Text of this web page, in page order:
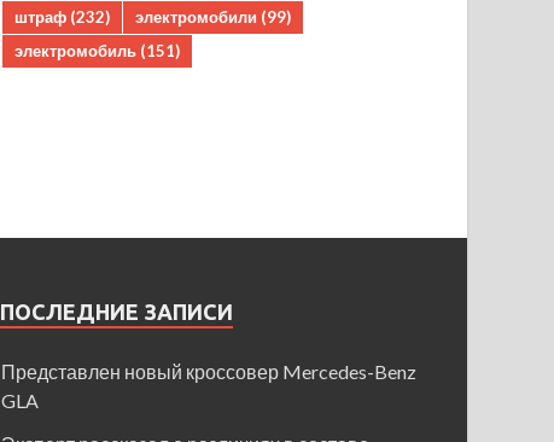
штраф (232) электромобили (99)
электромобиль (151)
ПОСЛЕДНИЕ ЗАПИСИ
Представлен новый кроссовер Mercedes-Benz
GLA